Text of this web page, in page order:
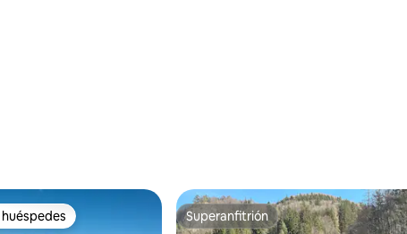
5, 20 reseñas
Superanfitrión
Superanfitrión